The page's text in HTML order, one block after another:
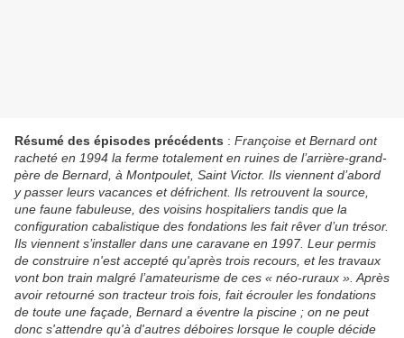
Résumé des épisodes précédents : Françoise et Bernard ont
racheté en 1994 la ferme totalement en ruines de l’arrière-grand-
père de Bernard, à Montpoulet, Saint Victor. Ils viennent d’abord
y passer leurs vacances et défrichent. Ils retrouvent la source,
une faune fabuleuse, des voisins hospitaliers tandis que la
configuration cabalistique des fondations les fait rêver d’un trésor.
Ils viennent s’installer dans une caravane en 1997. Leur permis
de construire n'est accepté qu'après trois recours, et les travaux
vont bon train malgré l’amateurisme de ces « néo-ruraux ». Après
avoir retourné son tracteur trois fois, fait écrouler les fondations
de toute une façade, Bernard a éventre la piscine ; on ne peut
donc s'attendre qu'à d'autres déboires lorsque le couple décide